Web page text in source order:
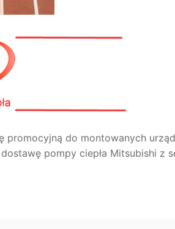
promocyjną do montowanych
pompy ciepła Mitsubishi z